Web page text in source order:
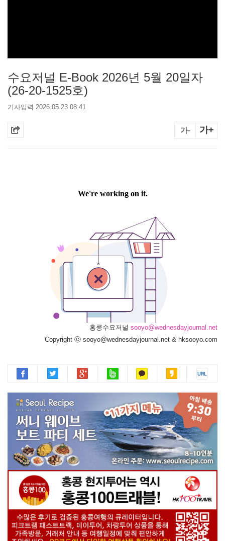
수요저널 E-Book 2026년 5월 20일자
(26-20-1525호)
기사입력 2026.05.23 08:41
가- 가+
홍콩수요저널 sooyo@wednesdayjournal.net
Copyright ⓒ sooyo@wednesdayjournal.net & hksooyo.com